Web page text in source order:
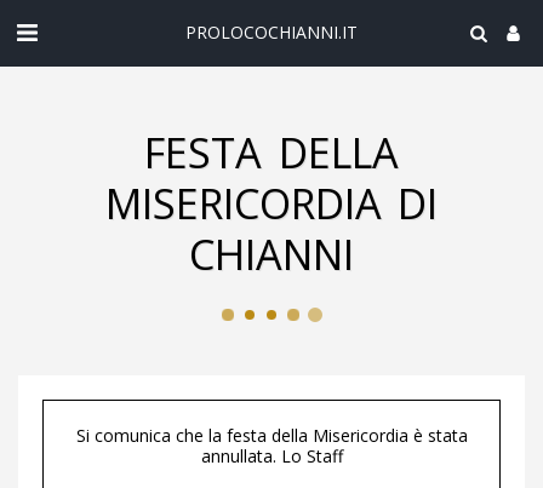
PROLOCOCHIANNI.IT
FESTA DELLA
MISERICORDIA DI
CHIANNI
Si comunica che la festa della Misericordia è stata
annullata. Lo Staff